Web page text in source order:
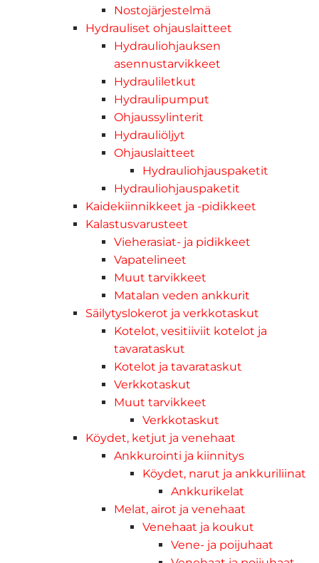
Nostojärjestelmä
Hydrauliset ohjauslaitteet
Hydrauliohjauksen
asennustarvikkeet
Hydrauliletkut
Hydraulipumput
Ohjaussylinterit
Hydrauliöljyt
Ohjauslaitteet
Hydrauliohjauspaketit
Hydrauliohjauspaketit
Kaidekiinnikkeet ja -pidikkeet
Kalastusvarusteet
Vieherasiat- ja pidikkeet
Vapatelineet
Muut tarvikkeet
Matalan veden ankkurit
Säilytyslokerot ja verkkotaskut
Kotelot, vesitiiviit kotelot ja
tavarataskut
Kotelot ja tavarataskut
Verkkotaskut
Muut tarvikkeet
Verkkotaskut
Köydet, ketjut ja venehaat
Ankkurointi ja kiinnitys
Köydet, narut ja ankkuriliinat
Ankkurikelat
Melat, airot ja venehaat
Venehaat ja koukut
Vene- ja poijuhaat